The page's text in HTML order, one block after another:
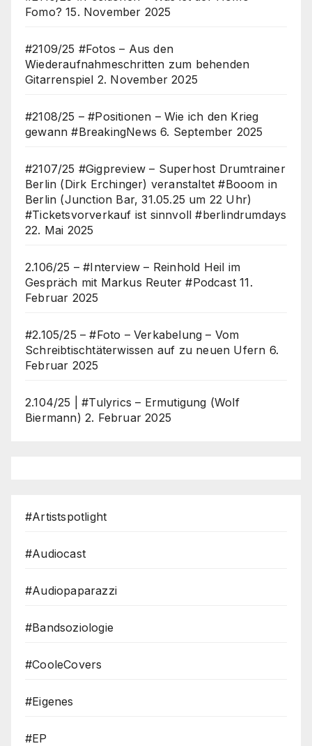
Fomo? 15. November 2025
#2109/25 #Fotos – Aus den
Wiederaufnahmeschritten zum behenden
Gitarrenspiel 2. November 2025
#2108/25 – #Positionen – Wie ich den Krieg
gewann #BreakingNews 6. September 2025
#2107/25 #Gigpreview – Superhost Drumtrainer
Berlin (Dirk Erchinger) veranstaltet #Booom in
Berlin (Junction Bar, 31.05.25 um 22 Uhr)
#Ticketsvorverkauf ist sinnvoll #berlindrumdays
22. Mai 2025
2.106/25 – #Interview – Reinhold Heil im
Gespräch mit Markus Reuter #Podcast 11.
Februar 2025
#2.105/25 – #Foto – Verkabelung – Vom
Schreibtischtäterwissen auf zu neuen Ufern 6.
Februar 2025
2.104/25 | #Tulyrics – Ermutigung (Wolf
Biermann) 2. Februar 2025
#Artistspotlight
#Audiocast
#Audiopaparazzi
#Bandsoziologie
#CooleCovers
#Eigenes
#EP